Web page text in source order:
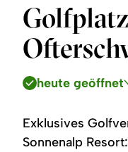
Urlaub
buchen
Sommer
Winter
heute geöffnet
Exklusives
Sonnenalp